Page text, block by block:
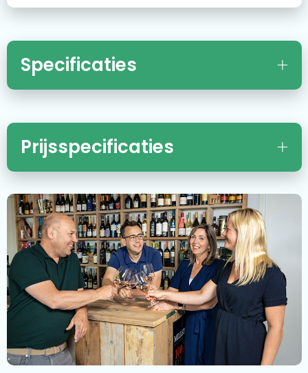
Specificaties
Prijsspecificaties